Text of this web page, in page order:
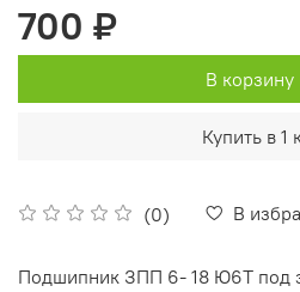
(0) В
700 ₽
В корзину
Купить в 1
Подшипник ЗПП 6- 18 Ю6Т под